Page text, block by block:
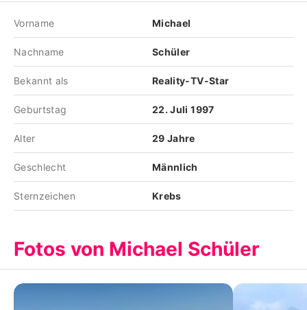
Vorname Michael
Nachname Schüler
Bekannt als Reality-TV-Star
Geburtstag 22. Juli 1997
Alter 29 Jahre
Geschlecht Männlich
Sternzeichen Krebs
Fotos von Michael Schüler